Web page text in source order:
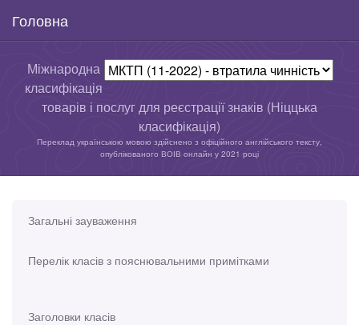
Головна
Міжнародна
класифікація
товарів і послуг для реєстрації знаків (Ніццька
класифікація)
Переклад українською мовою здійснено з офіційного англійського тексту,
опублікованого ВОІВ онлайн у 2021 році
Загальні зауваження
Перелік класів з пояснювальними примітками
Заголовки класів